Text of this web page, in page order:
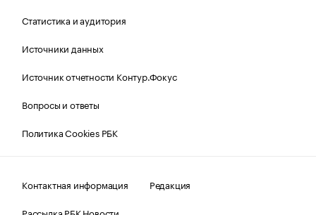
Статистика и аудитория
Источники данных
Источник отчетности Контур.Фокус
Вопросы и ответы
Политика Cookies РБК
Контактная информация
Редакция